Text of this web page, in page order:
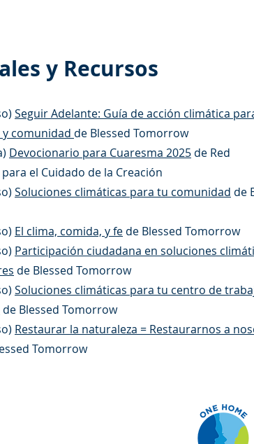
y Recursos
Seguir Adelante: Guía de acción climática
comunidad de Blessed Tomorrow
Devocionario para Cuaresma 2025 de Red
el Cuidado de la Creación
Soluciones climáticas para tu comunidad de
El clima, comida, y fe de Blessed Tomorrow
Participación ciudadana en soluciones
de Blessed Tomorrow
Soluciones climáticas para tu centro de
de Blessed Tomorrow
Restaurar la naturaleza = Restaurarnos a
Tomorrow